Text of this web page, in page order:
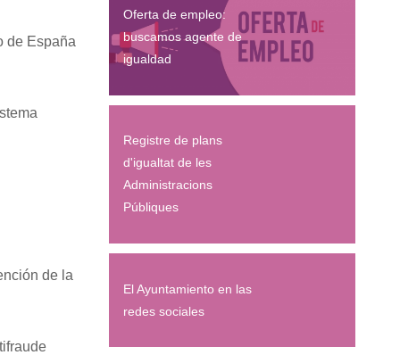
de España
de la
Oferta de empleo:
buscamos agente de
igualdad
Registre de plans
d'igualtat de les
Administracions
Públiques
El Ayuntamiento en las
redes sociales